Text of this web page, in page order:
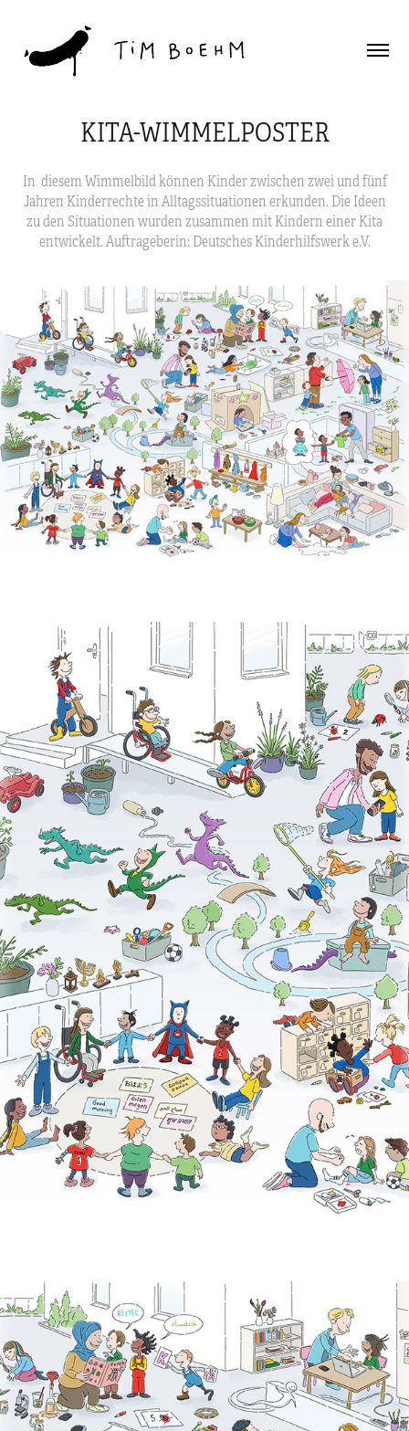
KITA-WIMMELPOSTER
In diesem Wimmelbild können Kinder zwischen zwei und fünf
Jahren Kinderrechte in Alltagssituationen erkunden. Die Ideen
zu den Situationen wurden zusammen mit Kindern einer Kita
entwickelt. Auftrageberin: Deutsches Kinderhilfswerk e.V.